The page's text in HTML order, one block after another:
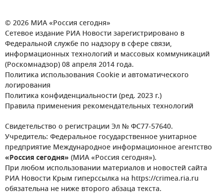
© 2026 МИА «Россия сегодня»
Сетевое издание РИА Новости зарегистрировано в
Федеральной службе по надзору в сфере связи,
информационных технологий и массовых коммуникаций
(Роскомнадзор) 08 апреля 2014 года.
Политика использования Cookie и автоматического
логирования
Политика конфиденциальности (ред. 2023 г.)
Правила применения рекомендательных технологий
Свидетельство о регистрации Эл № ФС77-57640.
Учредитель: Федеральное государственное унитарное
предприятие Международное информационное агентство
«Россия сегодня» (МИА «Россия сегодня»).
При любом использовании материалов и новостей сайта
РИА Новости Крым гиперссылка на https://crimea.ria.ru
обязательна не ниже второго абзаца текста.